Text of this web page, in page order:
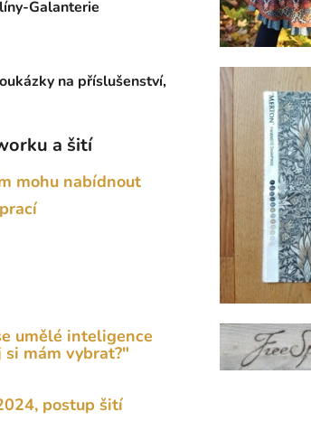
Galanterie
na příslušenství,
a šití
mohu nabídnout
umělé inteligence
si mám vybrat?"
postup šití